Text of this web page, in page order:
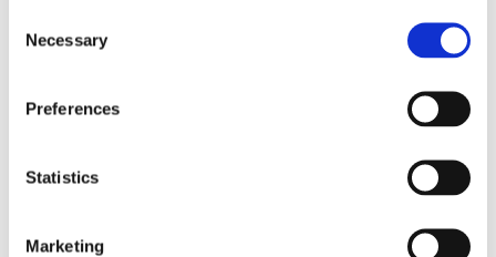
Necessary
Preferences
Statistics
Marketing
Jørgensen.
kreditaftaler til forbrugere i forbindelse med markedsføring
reklame både online, på TV, og i det offentlige rum, hvis